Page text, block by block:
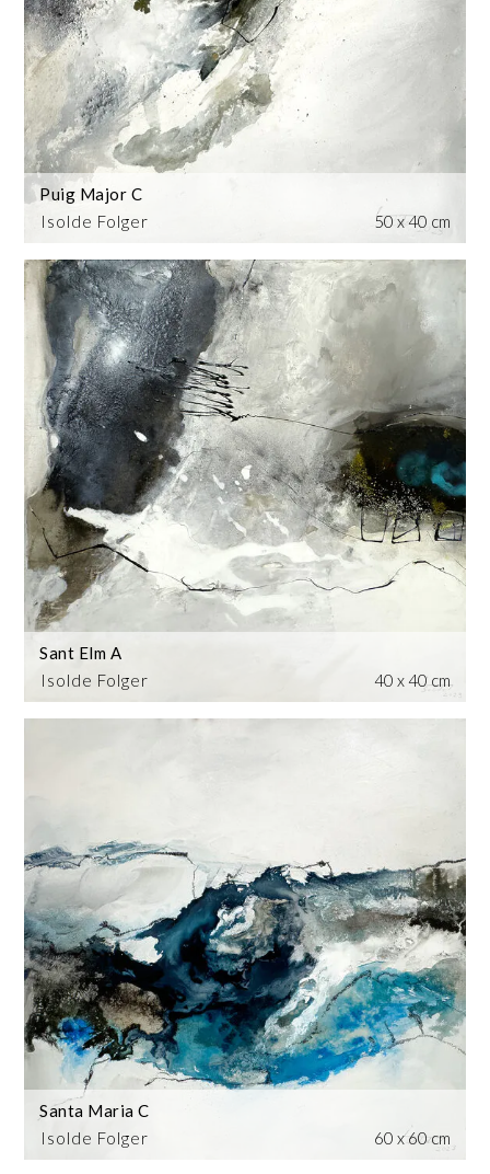
Isolde Folger
Puig Major C
50 x 40 cm
Isolde Folger
Sant Elm A
40 x 40 cm
Isolde Folger
Santa Maria C
60 x 60 cm